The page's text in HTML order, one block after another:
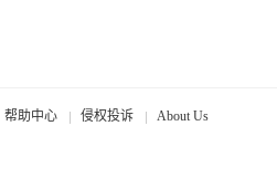
帮助中心 侵权投诉
About Us